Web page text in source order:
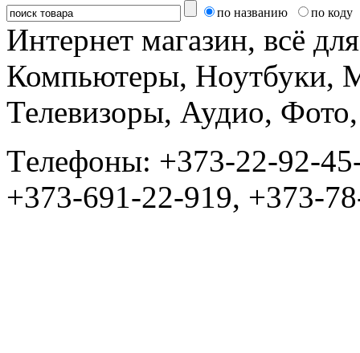
по названию по коду
Интернет магазин, всё
Компьютеры, Ноутбуки,
Телевизоры, Аудио,
Tелефоны: +373-22-92-
+373-691-22-919, +373-